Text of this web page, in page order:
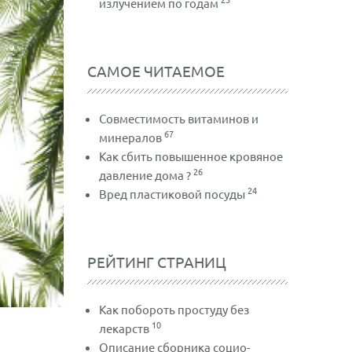
САМОЕ ЧИТАЕМОЕ
Совместимость витаминов и
минералов 67
Как сбить повышенное кровяное
давление дома ? 26
Вред пластиковой посуды 24
РЕЙТИНГ СТРАНИЦ
Как побороть простуду без
лекарств 10
Описание сборника социо-